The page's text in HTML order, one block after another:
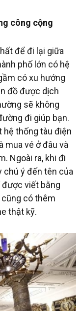
công cộng
để đi lại giữa
phố lớn có hệ
có xu hướng
đồ được dịch
sẽ không
đi giúp bạn.
hệ thống tàu điện
mua vé ở đâu và
Ngoài ra, khi đi
chú ý đến tên của
viết bằng
có thêm
thật kỹ.